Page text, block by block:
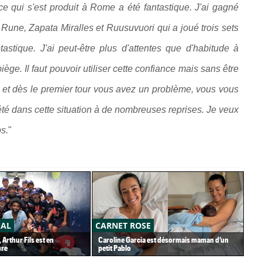
qui s'est produit à Rome a été fantastique. J'ai gagné
Zapata Miralles et Ruusuvuori qui a joué trois sets
J'ai peut-être plus d'attentes que d'habitude à
Il faut pouvoir utiliser cette confiance mais sans être
dès le premier tour vous avez un problème, vous vous
dans cette situation à de nombreuses reprises. Je veux
"
Fils est en
CARNET ROSE
Caroline Garcia est désormais maman d’un
petit Pablo